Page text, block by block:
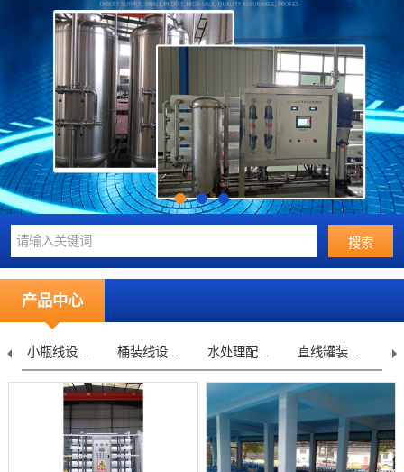
产品中心
小瓶线设... 桶装线设... 水处理配... 直线罐装...